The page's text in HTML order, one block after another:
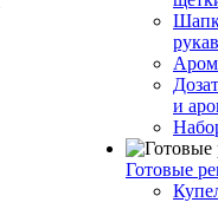
и
Готовые